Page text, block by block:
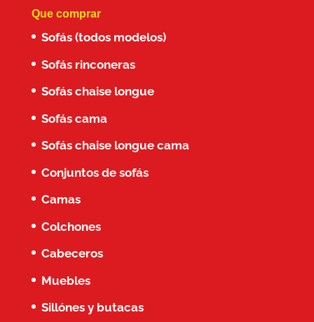
Que comprar
Sofás (todos modelos)
Sofás rinconeras
Sofás chaise longue
Sofás cama
Sofás chaise longue cama
Conjuntos de sofás
Camas
Colchones
Cabeceros
Muebles
Sillónes y butacas